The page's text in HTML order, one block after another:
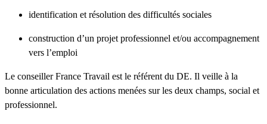
identification et résolution des difficultés sociales
construction d’un projet professionnel et/ou accompagnement
vers l’emploi
Le conseiller France Travail est le référent du DE. Il veille à la
bonne articulation des actions menées sur les deux champs, social et
professionnel.